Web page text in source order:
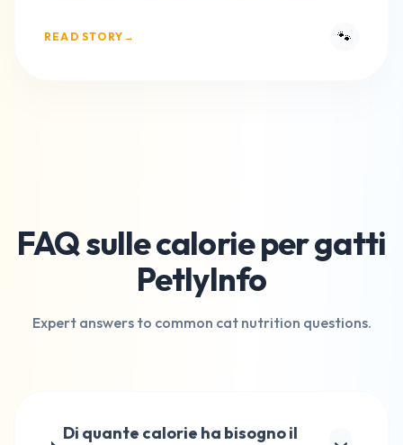
READ STORY → 🐾
FAQ sulle calorie per gatti
PetlyInfo
Expert answers to common cat nutrition questions.
Di quante calorie ha bisogno il